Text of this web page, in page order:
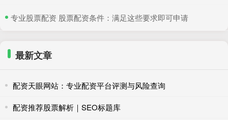
​专业股票配资 股票配资条件：满足这些要求即可申请
最新文章
配资天眼网站：专业配资平台评测与风险查询
配资推荐股票解析｜SEO标题库